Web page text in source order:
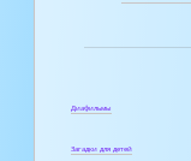
Диафильмы
Загадки для детей